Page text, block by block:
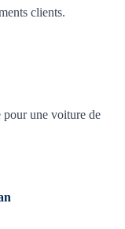
clients.
pour une voiture de